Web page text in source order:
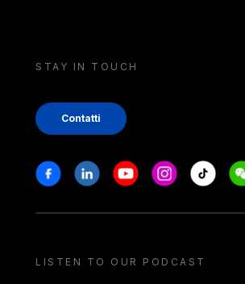
STAY IN TOUCH
Contatti
Stay in touch
FacebookLinkedinYoutubeInstagram
Tiktok
LISTEN TO OUR PODCAST